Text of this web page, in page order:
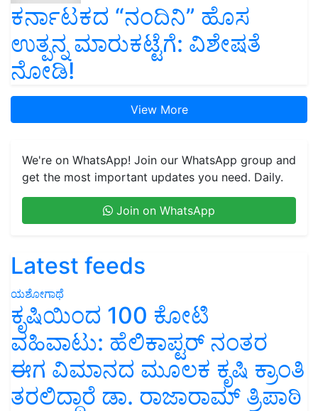
ಕರ್ನಾಟಕದ “ನಂದಿನಿ” ಹೊಸ
ಉತ್ಪನ್ನ ಮಾರುಕಟ್ಟೆಗೆ: ವಿಶೇಷತೆ
ನೋಡಿ!
View More
We're on WhatsApp! Join our WhatsApp group and
get the most important updates you need. Daily.
Join on WhatsApp
Latest feeds
ಯಶೋಗಾಥೆ
ಕೃಷಿಯಿಂದ 100 ಕೋಟಿ
ವಹಿವಾಟು: ಹೆಲಿಕಾಪ್ಟರ್ ನಂತರ
ಈಗ ವಿಮಾನದ ಮೂಲಕ ಕೃಷಿ ಕ್ರಾಂತಿ
ತರಲಿದ್ದಾರೆ ಡಾ. ರಾಜಾರಾಮ್ ತ್ರಿಪಾಠಿ